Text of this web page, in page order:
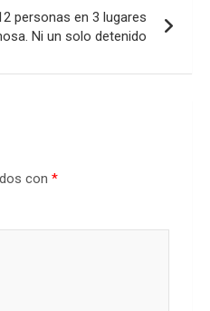
personas en 3 lugares
Ni un solo detenido
con *